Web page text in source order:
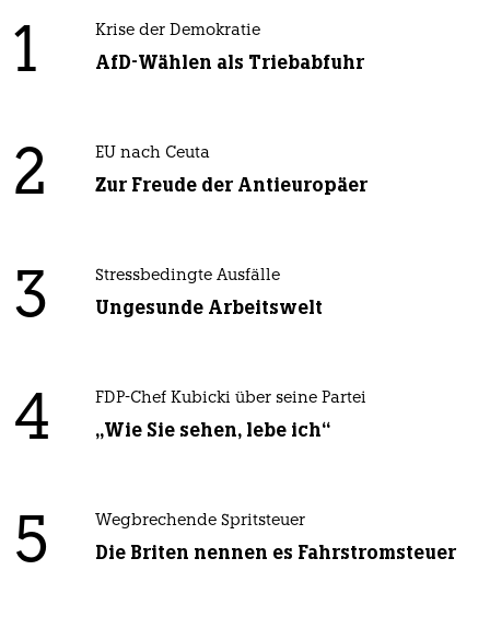
1 Krise der Demokratie
AfD-Wählen als Triebabfuhr
2 EU nach Ceuta
Zur Freude der Antieuropäer
3 Stressbedingte Ausfälle
Ungesunde Arbeitswelt
4 FDP-Chef Kubicki über seine Partei
„Wie Sie sehen, lebe ich“
5 Wegbrechende Spritsteuer
Die Briten nennen es Fahrstromsteuer